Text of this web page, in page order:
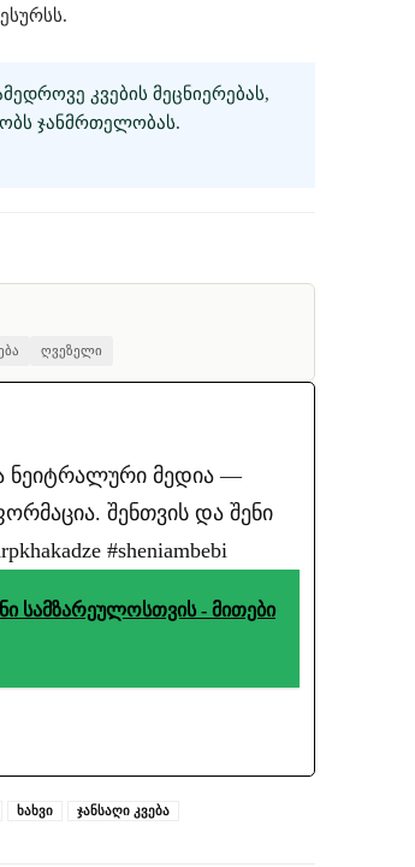
ᲙᲕᲔᲑᲘᲡ ᲛᲔᲪᲜᲘᲔᲠᲔᲑᲐᲡ,
ᲯᲐᲜᲛᲠᲗᲔᲚᲝᲑᲐᲡ.
ღვეზელი
ნეიტრალური მედია —
შენთვის და შენი
#sheniambebi
სამზარეულოსთვის - მითები
ხახვი ჯანსაღი კვება